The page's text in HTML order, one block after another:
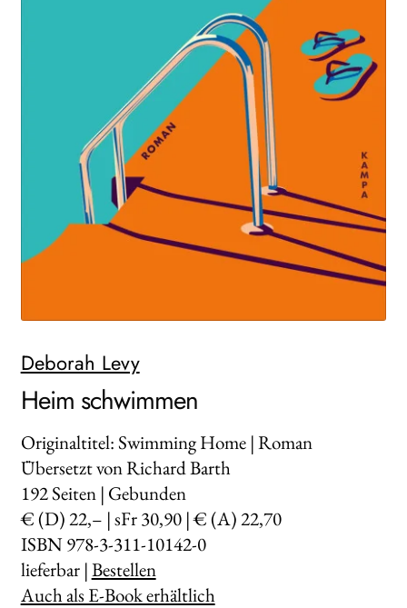
Deborah Levy
Heim schwimmen
Originaltitel: Swimming Home | Roman
Übersetzt von Richard Barth
192Seiten | Gebunden
€ (D) 22,– | sFr 30,90 | € (A) 22,70
ISBN 978-3-311-10142-0
lieferbar |Bestellen
Auch als E-Book erhältlich